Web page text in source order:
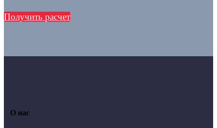
Получить расчет
О нас